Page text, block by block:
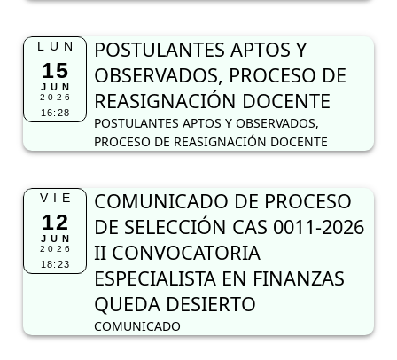
LUN
15
JUN
2026
16:28
POSTULANTES APTOS Y
OBSERVADOS, PROCESO DE
REASIGNACIÓN DOCENTE
POSTULANTES APTOS Y OBSERVADOS,
PROCESO DE REASIGNACIÓN DOCENTE
VIE
12
JUN
2026
18:23
COMUNICADO DE PROCESO
DE SELECCIÓN CAS 0011-2026
II CONVOCATORIA
ESPECIALISTA EN FINANZAS
QUEDA DESIERTO
COMUNICADO